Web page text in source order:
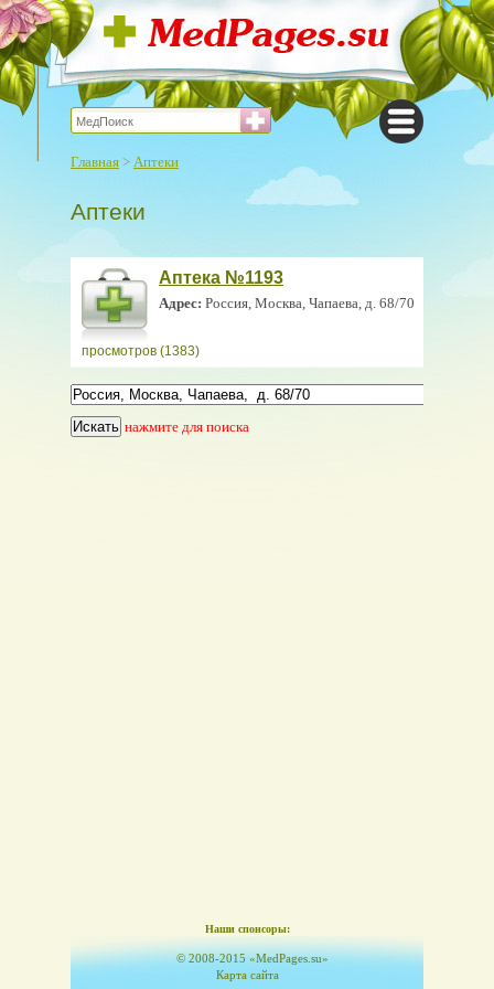
Главная > Аптеки
Аптеки
Аптека №1193
Адрес: Россия, Москва, Чапаева, д. 68/70
просмотров (1383)
нажмите для поиска
Наши спонсоры:
© 2008-2015 «MedPages.su»
Карта сайта